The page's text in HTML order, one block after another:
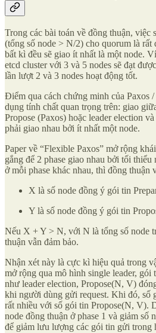
Trong các bài toán về đồng thuận, việc
(tổng số node > N/2) cho quorum là
bất kì đều sẽ giao ít nhất là một node.
etcd cluster với 3 và 5 nodes sẽ đạt
lần lượt 2 và 3 nodes hoạt động tốt.
Điểm qua cách chứng minh của Paxos
dụng tính chất quan trọng trên: giao
Propose (Paxos) hoặc leader election
phải giao nhau bởi ít nhất một node.
Paper về “Flexible Paxos” mở rộng
gắng để 2 phase giao nhau bởi tối
ở mỗi phase khác nhau, thì đồng thuận
X là số node đồng ý gói tin
Y là số node đồng ý gói tin
Nếu X + Y > N, với N là tổng số node
thuận vẫn đảm bảo.
Nhận xét này là cực kì hiệu quả trong
mở rộng qua mô hình single leader,
như leader election, Propose(N, V)
khi người dùng gửi request. Khi đó, số
rất nhiều với số gói tin Propose(N, V).
node đồng thuận ở phase 1 và giảm số
để giảm lưu lượng các gói tin gửi trong